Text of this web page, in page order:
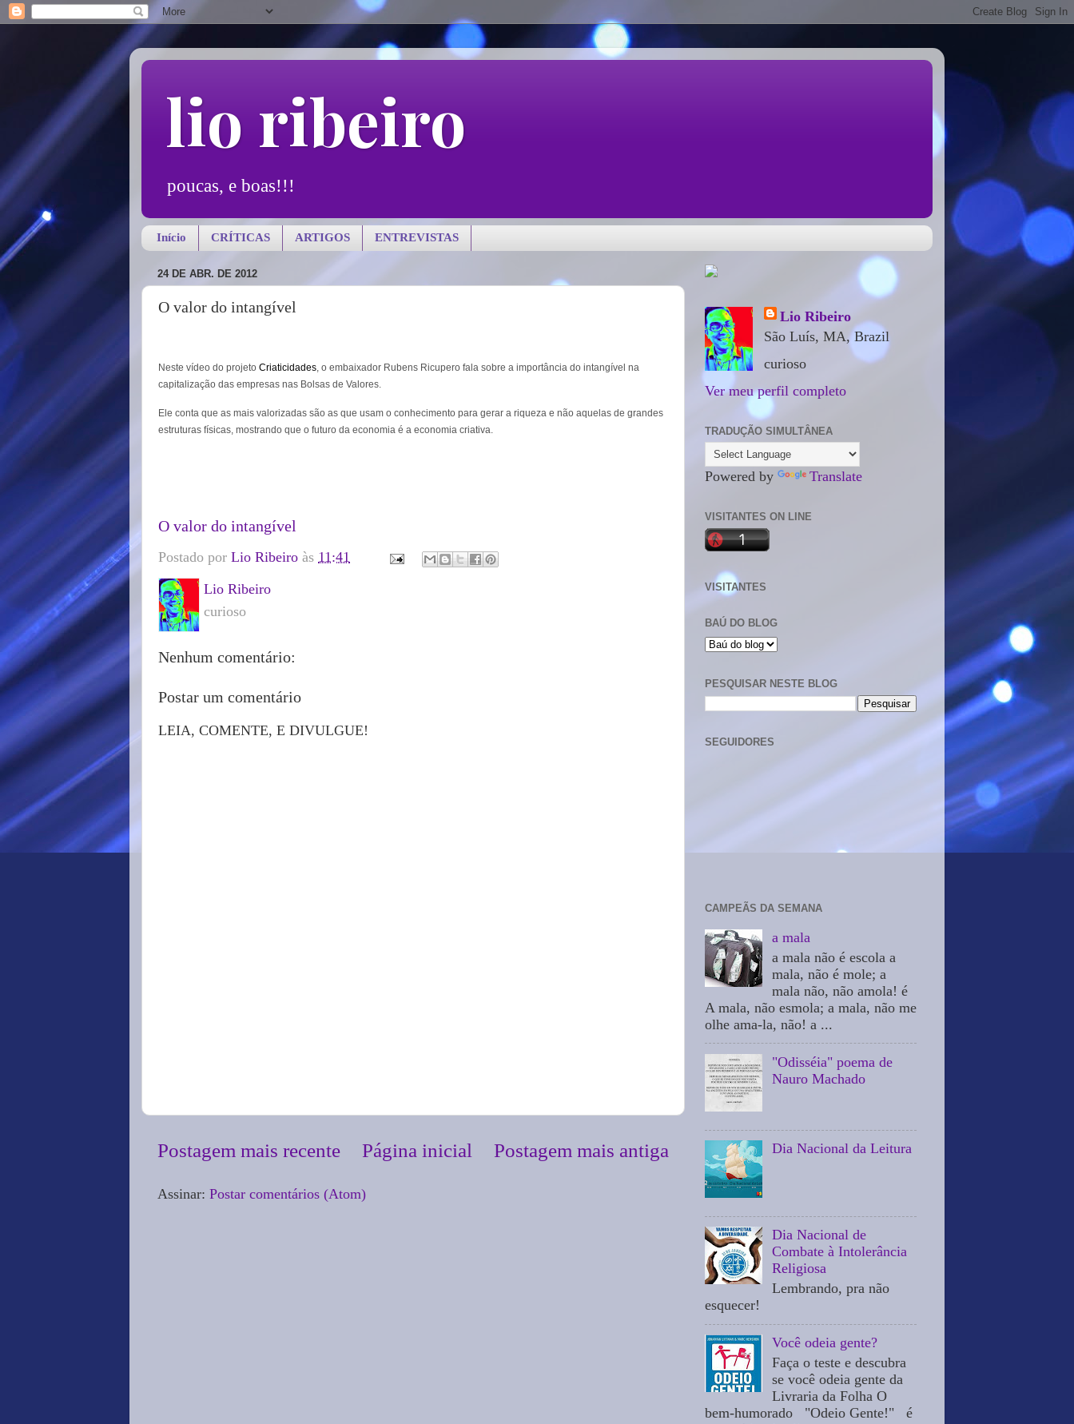
lio ribeiro
poucas, e boas!!!
Início CRÍTICAS ARTIGOS ENTREVISTAS
24 DE ABR. DE 2012
O valor do intangível
Neste vídeo do projeto Criaticidades , o embaixador Rubens Ricupero fala sobre a importância do intangível na
capitalização das empresas nas Bolsas de Valores.
Ele conta que as mais valorizadas são as que usam o conhecimento para gerar a riqueza e não aquelas de grandes
estruturas físicas, mostrando que o futuro da economia é a economia criativa.
O valor do intangível
Postado por Lio Ribeiro às 11:41
Lio Ribeiro
curioso
Nenhum comentário:
Postar um comentário
LEIA, COMENTE, E DIVULGUE!
Postagem mais recente Postagem mais antiga
Página inicial
Assinar: Postar comentários (Atom)
Lio Ribeiro
São Luís, MA, Brazil
curioso
Ver meu perfil completo
TRADUÇÃO SIMULTÂNEA
Powered by Translate
VISITANTES ON LINE
VISITANTES
BAÚ DO BLOG
PESQUISAR NESTE BLOG
SEGUIDORES
CAMPEÃS DA SEMANA
a mala
a mala não é escola a
mala, não é mole; a
mala não, não amola! é
A mala, não esmola; a mala, não me
olhe ama-la, não! a ...
"Odisséia" poema de
Nauro Machado
Dia Nacional da Leitura
Dia Nacional de
Combate à Intolerância
Religiosa
Lembrando, pra não
esquecer!
Você odeia gente?
Faça o teste e descubra
se você odeia gente da
Livraria da Folha O
bem-humorado "Odeio Gente!" é